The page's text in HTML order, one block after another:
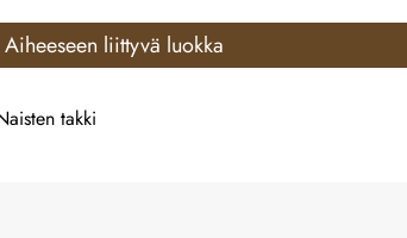
Aiheeseen liittyvä luokka
takki